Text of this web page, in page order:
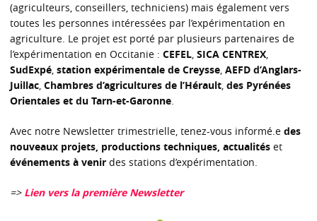
(agriculteurs, conseillers, techniciens) mais également vers
toutes les personnes intéressées par l’expérimentation en
agriculture. Le projet est porté par plusieurs partenaires de
l’expérimentation en Occitanie : CEFEL, SICA CENTREX,
SudExpé, station expérimentale de Creysse, AEFD d’Anglars-
Juillac, Chambres d’agricultures de l’Hérault, des Pyrénées
Orientales et du Tarn-et-Garonne.
Avec notre Newsletter trimestrielle, tenez-vous informé.e des
nouveaux projets, productions techniques, actualités et
événements à venir des stations d’expérimentation.
=> Lien vers la première Newsletter